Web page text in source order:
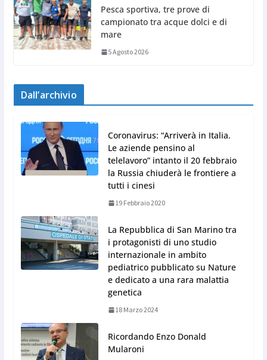
Pesca sportiva, tre prove di
campionato tra acque dolci e di
mare
5 Agosto 2026
Dall’archivio
Coronavirus: “Arriverà in Italia.
Le aziende pensino al
telelavoro” intanto il 20 febbraio
la Russia chiuderà le frontiere a
tutti i cinesi
19 Febbraio 2020
La Repubblica di San Marino tra
i protagonisti di uno studio
internazionale in ambito
pediatrico pubblicato su Nature
e dedicato a una rara malattia
genetica
18 Marzo 2024
Ricordando Enzo Donald
Mularoni